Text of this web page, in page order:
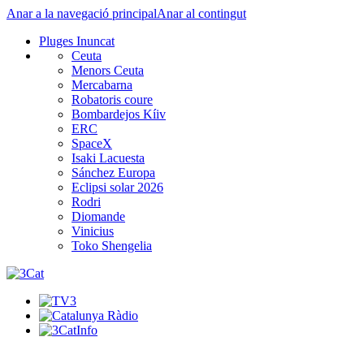
Anar a la navegació principalAnar al contingut
Pluges Inuncat
Ceuta
Menors Ceuta
Mercabarna
Robatoris coure
Bombardejos Kíiv
ERC
SpaceX
Isaki Lacuesta
Sánchez Europa
Eclipsi solar 2026
Rodri
Diomande
Vinicius
Toko Shengelia